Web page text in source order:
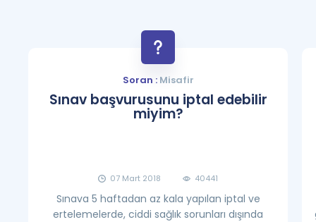
Soran :Misafir
Sınav başvurusunu iptal edebilir
miyim?
07 Mart 2018 40441
Sınava 5 haftadan az kala yapılan iptal ve
ertelemelerde, ciddi sağlık sorunları dışında